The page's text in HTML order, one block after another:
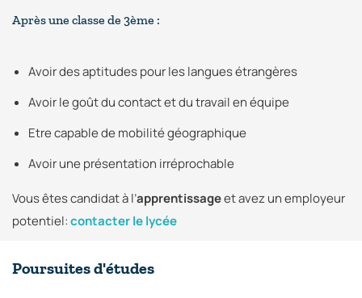
Après une classe de 3ème :
Avoir des aptitudes pour les langues étrangères
Avoir le goût du contact et du travail en équipe
Etre capable de mobilité géographique
Avoir une présentation irréprochable
Vous êtes candidat à l’apprentissageet avez un employeur
potentiel:contacter le lycée
Poursuites d'études